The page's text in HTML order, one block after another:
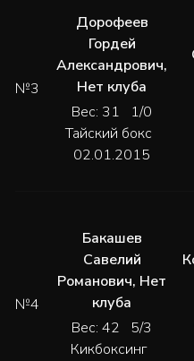
№3
Дорофеев
Гордей
Александрович,
Нет клуба
Вес: 31 1/0
Тайский бокс
02.01.2015
№4
Бакашев
Савелий
Романович, Нет
клуба
Вес: 42 5/3
Кикбоксинг